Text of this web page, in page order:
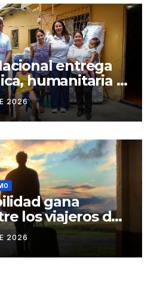
entrega
humanitaria y
Gallegos Lara a
de
2026
gana
los viajeros de
2026